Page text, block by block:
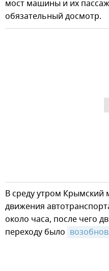
мост машины и их
обязательный досмотр.
В среду утром Крымский
движения
около часа, после чего
переходу было